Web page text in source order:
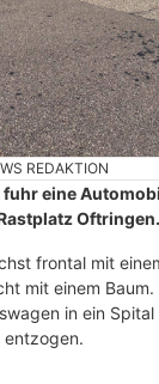
REDAKTION
fuhr eine
Oftringen.
frontal mit
mit einem Baum.
in ein
entzogen.